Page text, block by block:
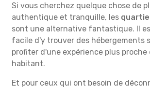
Si vous cherchez quelque chose de
authentique et tranquille, les
sont une alternative fantastique. Il
facile d'y trouver des hébergements
profiter d'une expérience plus proche
habitant.
Et pour ceux qui ont besoin de